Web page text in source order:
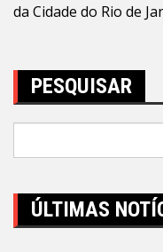
da Cidade do Rio de
PESQUISAR
ÚLTIMAS